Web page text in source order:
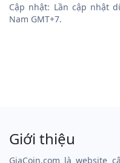
Cập nhật: Lần cập nhật
Nam GMT+7.
Giới thiệu
GiaCoin.com là website